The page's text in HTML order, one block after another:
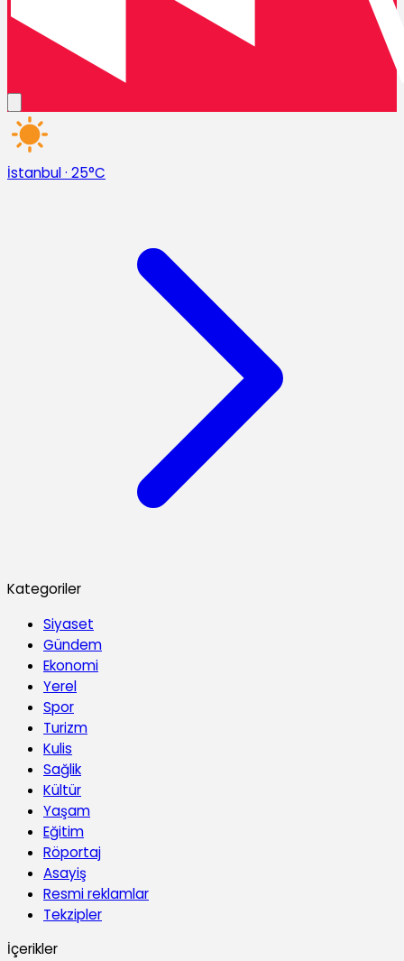
İstanbul· 25°C
Kategoriler
Siyaset
Gündem
Ekonomi
Yerel
Spor
Turizm
Kulis
Sağlik
Kültür
Yaşam
Eğitim
Röportaj
Asayiş
Resmi reklamlar
Tekzipler
İçerikler